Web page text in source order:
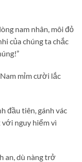
nam nhân, môi đỏ
của chúng ta chắc
Nam mỉm cười lắc
đầu tiên, gánh vác
với nguy hiểm vì
an, dù nàng trở